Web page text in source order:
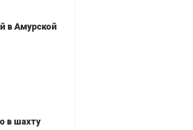
в Амурской
в шахту